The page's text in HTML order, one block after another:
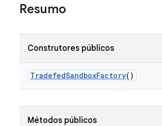
Resumo
Construtores públicos
TradefedSandboxFactory()
Métodos públicos